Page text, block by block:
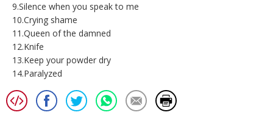
9.Silence when you speak to me
10.Crying shame
11.Queen of the damned
12.Knife
13.Keep your powder dry
14.Paralyzed